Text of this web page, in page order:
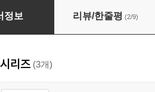
호대생을 위한 간호사 면접
정보 리뷰/한줄평 (2/9)
리즈 (3개)